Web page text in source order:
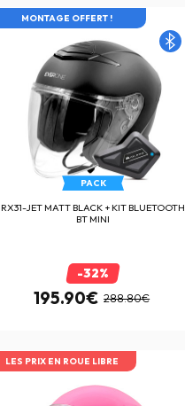
LES PRIX EN ROUE LIBRE
MONTAGE OFFERT !
PACK
RX31-JET MATT BLACK + KIT BLUETOOTH
BT MINI
-32%
195.90€ 288.80€
LES PRIX EN ROUE LIBRE